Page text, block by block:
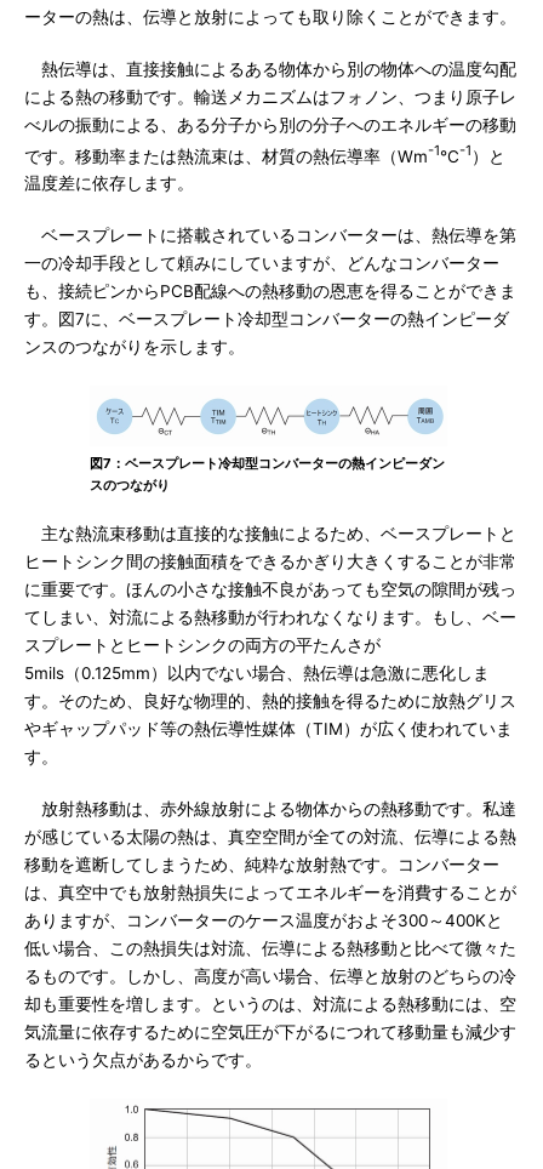
ーターの熱は、伝導と放射によっても取り除くことができます。
熱伝導は、直接接触によるある物体から別の物体への温度勾配
による熱の移動です。輸送メカニズムはフォノン、つまり原子レ
べルの振動による、ある分子から別の分子へのエネルギーの移動
です。移動率または熱流束は、材質の熱伝導率（Wm-1℃-1 ）と
温度差に依存します。
ベースプレートに搭載されているコンバーターは、熱伝導を第
一の冷却手段として頼みにしていますが、どんなコンバーター
も、接続ピンからPCB配線への熱移動の恩恵を得ることができま
す。図7に、ベースプレート冷却型コンバーターの熱インピーダ
ンスのつながりを示します。
図7：ベースプレート冷却型コンバーターの熱インピーダン
スのつながり
主な熱流束移動は直接的な接触によるため、ベースプレートと
ヒートシンク間の接触面積をできるかぎり大きくすることが非常
に重要です。ほんの小さな接触不良があっても空気の隙間が残っ
てしまい、対流による熱移動が行われなくなります。もし、ベー
スプレートとヒートシンクの両方の平たんさが
5mils（0.125mm）以内でない場合、熱伝導は急激に悪化しま
す。そのため、良好な物理的、熱的接触を得るために放熱グリス
やギャップパッド等の熱伝導性媒体（TIM）が広く使われていま
す。
放射熱移動は、赤外線放射による物体からの熱移動です。私達
が感じている太陽の熱は、真空空間が全ての対流、伝導による熱
移動を遮断してしまうため、純粋な放射熱です。コンバーター
は、真空中でも放射熱損失によってエネルギーを消費することが
ありますが、コンバーターのケース温度がおよそ300～400Kと
低い場合、この熱損失は対流、伝導による熱移動と比べて微々た
るものです。しかし、高度が高い場合、伝導と放射のどちらの冷
却も重要性を増します。というのは、対流による熱移動には、空
気流量に依存するために空気圧が下がるにつれて移動量も減少す
るという欠点があるからです。